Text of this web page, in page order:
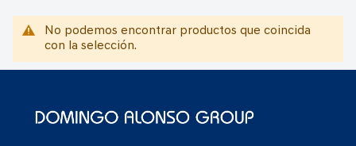
No podemos encontrar productos que coincida
con la selección.